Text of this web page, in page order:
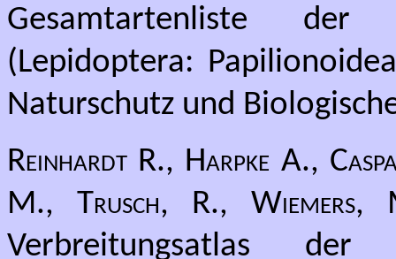
Gesamtartenliste
(Lepidoptera:
Naturschutz und
Reinhardt R., Harpke A.,
M., Trusch, R.,
Verbreitungsatlas